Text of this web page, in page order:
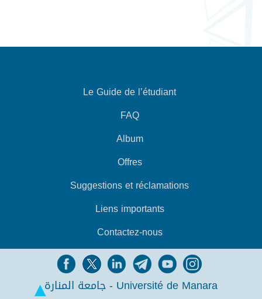
Le Guide de l’étudiant
FAQ
Album
Offres
Suggestions et réclamations
Liens importants
Contactez-nous
جامعة المنارة - Université de Manara